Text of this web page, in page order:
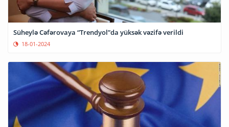
Süheylə Cəfərovaya “Trendyol”da yüksək vəzifə verildi
18-01-2024